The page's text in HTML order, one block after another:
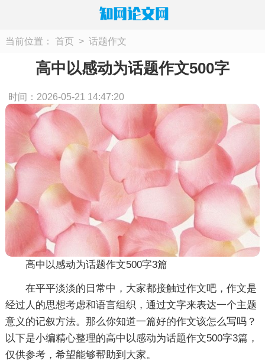
当前位置： 首页 > 话题作文
高中以感动为话题作文500字
时间：2026-05-21 14:47:20
高中以感动为话题作文500字3篇
在平平淡淡的日常中，大家都接触过作文吧，作文是
经过人的思想考虑和语言组织，通过文字来表达一个主题
意义的记叙方法。那么你知道一篇好的作文该怎么写吗？
以下是小编精心整理的高中以感动为话题作文500字3篇，
仅供参考，希望能够帮助到大家。